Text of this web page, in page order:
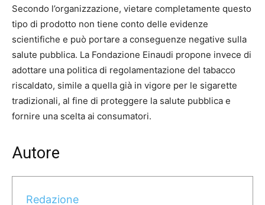
Secondo l’organizzazione, vietare completamente questo
tipo di prodotto non tiene conto delle evidenze
scientifiche e può portare a conseguenze negative sulla
salute pubblica. La Fondazione Einaudi propone invece di
adottare una politica di regolamentazione del tabacco
riscaldato, simile a quella già in vigore per le sigarette
tradizionali, al fine di proteggere la salute pubblica e
fornire una scelta ai consumatori.
Autore
Redazione